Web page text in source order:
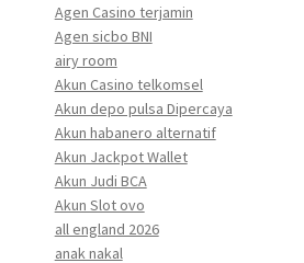
Agen Casino terjamin
Agen sicbo BNI
airy room
Akun Casino telkomsel
Akun depo pulsa Dipercaya
Akun habanero alternatif
Akun Jackpot Wallet
Akun Judi BCA
Akun Slot ovo
all england 2026
anak nakal